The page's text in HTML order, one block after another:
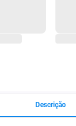
Descrição